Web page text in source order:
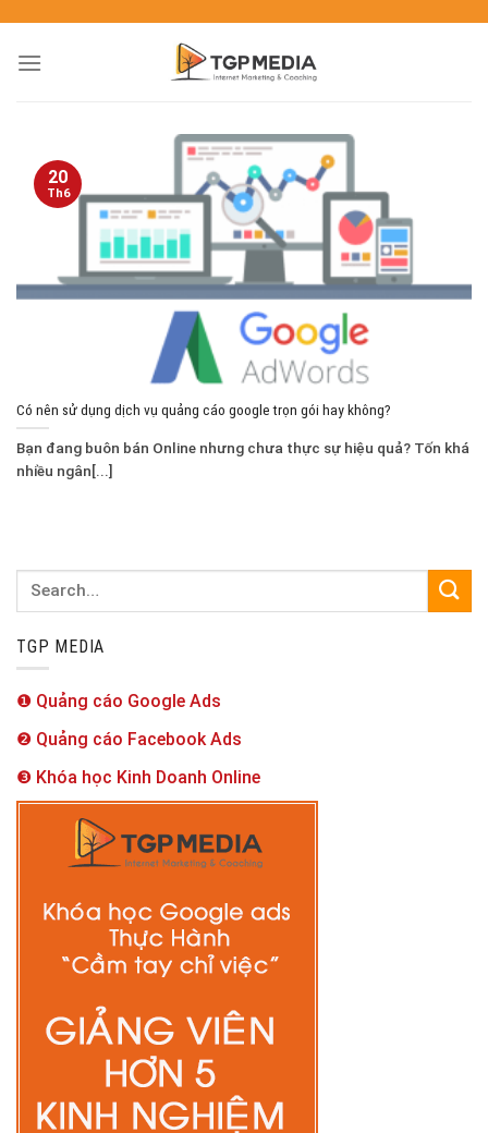
Có nên sử dụng dịch vụ quảng cáo google trọn gói hay không?
Bạn đang buôn bán Online nhưng chưa thực sự hiệu quả? Tốn khá
nhiều ngân[...]
20
Th6
TGP MEDIA
❶ Quảng cáo Google Ads
❷ Quảng cáo Facebook Ads
❸ Khóa học Kinh Doanh Online